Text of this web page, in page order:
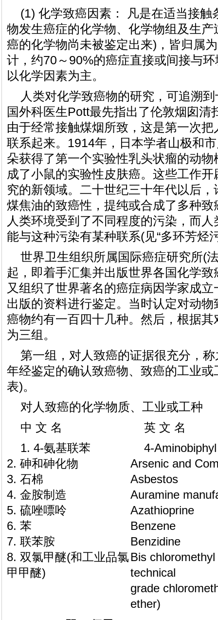
(1) 化学致癌因素： 凡是在适当接触
物发生癌症的化学物、化学物组及生
癌的化学物尚未被鉴定出来)，皆归属
计，约70～90%的癌症直接或间接与
以化学因素为主。
人类对化学致癌物的研究，可追溯
国外科医生Pott最先指出了伦敦烟囱清
由于经常接触煤烟所致，这是第一次
联系起来。1914年，日本学者山极和
朵获得了第一个实验性乳头状瘤的动
成了小鼠的实验性皮肤癌。这些工作
究的新领域。二十世纪三十年代以后
煤焦油的致癌性，提纯或合成了多种
人类环境受到了不同程度的污染，而
能与这种污染有某种联系(见“多环芳烃
世界卫生组织所属国际癌症研究所(
起，即着手汇集并出版世界各国化学
又组织了世界著名的癌症病因学家成
出版的资料进行鉴定。当时认定对动
癌物约有一百四十几种。然后，根据
为三组。
第一组，对人致癌的证据很充分，
年经鉴定的确认致癌物、致癌的工业
表)。
对人致癌的化学物质、工业或工种
中 文 名
英 文 名
1. 4-氨基联苯
2. 砷和砷化物
3. 石棉
4. 金胺制造
5. 硫唑嘌呤
6. 苯
7. 联苯胺
8. 双氯甲醚(和工业品氯
甲甲醚)
4-Aminobiphyl
Arsenic and
Asbestos
Auramine
Azathioprine
Benzene
Benzidine
Bis
technical
grade
ether)